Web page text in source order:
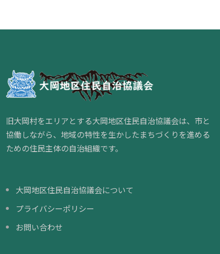
旧大岡村をエリアとする大岡地区住民自治協議会は、市と
協働しながら、地域の特性を生かしたまちづくりを進める
ための住民主体の自治組織です。
大岡地区住民自治協議会について
プライバシーポリシー
お問い合わせ